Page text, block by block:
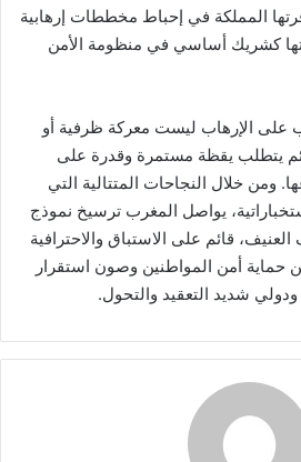
المملكة في إحباط مخططات إرهابية
كشريك أساسي في منظومة الأمن
على الإرهاب ليست معركة ظرفية أو
يتطلب يقظة مستمرة وقدرة على
ومن خلال النجاحات المتتالية التي
يواصل المغرب ترسيخ نموذج
قائم على الاستباق والاحترافية
حماية أمن المواطنين وصون استقرار
شديد التعقيد والتحول.